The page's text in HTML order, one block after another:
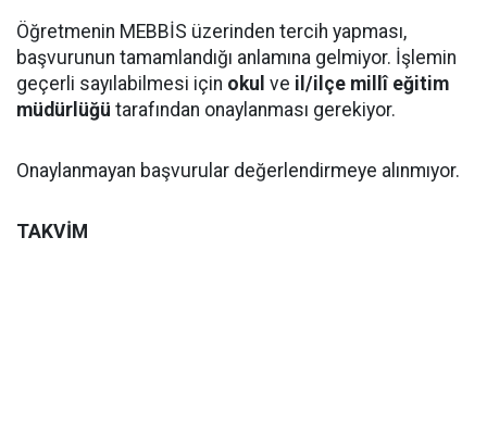
Öğretmenin MEBBİS üzerinden tercih yapması,
başvurunun tamamlandığı anlamına gelmiyor. İşlemin
geçerli sayılabilmesi için okul ve il/ilçe millî eğitim
müdürlüğü tarafından onaylanması gerekiyor.
Onaylanmayan başvurular değerlendirmeye alınmıyor.
TAKVİM